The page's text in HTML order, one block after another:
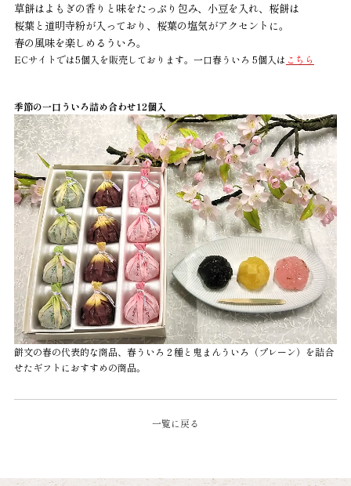
草餅はよもぎの香りと味をたっぷり包み、小豆を入れ、桜餅は
桜葉と道明寺粉が入っており、桜葉の塩気がアクセントに。
春の風味を楽しめるういろ。
ECサイトでは5個入を販売しております。一口春ういろ 5個入は こちら
季節の一口ういろ詰め合わせ12個入
餅文の春の代表的な商品、春ういろ２種と鬼まんういろ（プレーン）を詰合
せたギフトにおすすめの商品。
一覧に戻る